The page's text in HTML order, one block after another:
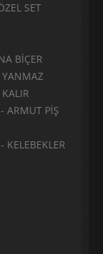
SET
BİÇER
ARMUT PİŞ